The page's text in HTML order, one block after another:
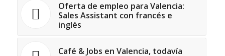
Oferta de empleo para Valencia:
Sales Assistant con francés e
inglés
Café & Jobs en Valencia, todavía